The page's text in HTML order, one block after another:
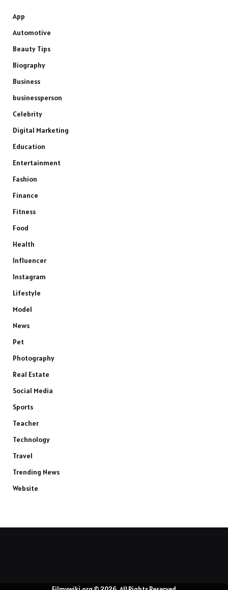
App
Automotive
Beauty Tips
Biography
Business
businessperson
Celebrity
Digital Marketing
Education
Entertainment
Fashion
Finance
Fitness
Food
Health
Influencer
Instagram
Lifestyle
Model
News
Pet
Photography
Real Estate
Social Media
Sports
Teacher
Technology
Travel
Trending News
Website